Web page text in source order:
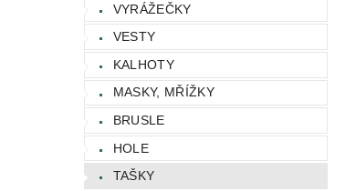
VYRÁŽEČKY
VESTY
KALHOTY
MASKY, MŘÍŽKY
BRUSLE
HOLE
TAŠKY